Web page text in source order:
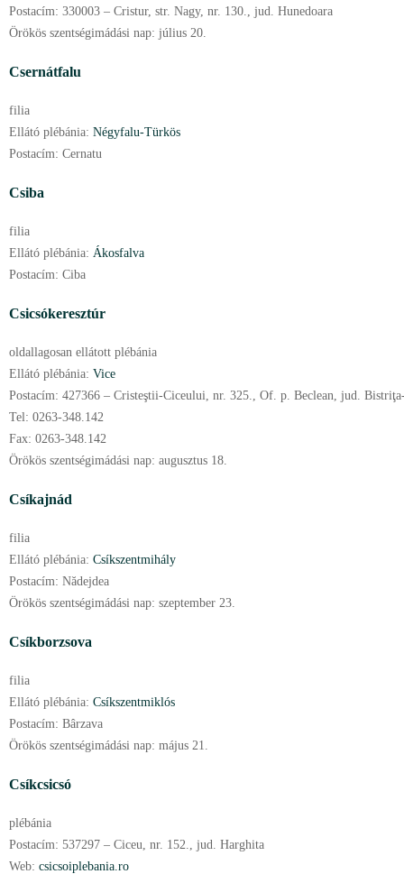
Postacím: 330003 – Cristur, str. Nagy, nr. 130., jud. Hunedoara
Örökös szentségimádási nap: július 20.
Csernátfalu
filia
Ellátó plébánia: Négyfalu-Türkös
Postacím: Cernatu
Csiba
filia
Ellátó plébánia: Ákosfalva
Postacím: Ciba
Csicsókeresztúr
oldallagosan ellátott plébánia
Ellátó plébánia: Vice
Postacím: 427366 – Cristeştii-Ciceului, nr. 325., Of. p. Beclean, jud.
Tel: 0263-348.142
Fax: 0263-348.142
Örökös szentségimádási nap: augusztus 18.
Csíkajnád
filia
Ellátó plébánia: Csíkszentmihály
Postacím: Nădejdea
Örökös szentségimádási nap: szeptember 23.
Csíkborzsova
filia
Ellátó plébánia: Csíkszentmiklós
Postacím: Bârzava
Örökös szentségimádási nap: május 21.
Csíkcsicsó
plébánia
Postacím: 537297 – Ciceu, nr. 152., jud. Harghita
Web: csicsoiplebania.ro